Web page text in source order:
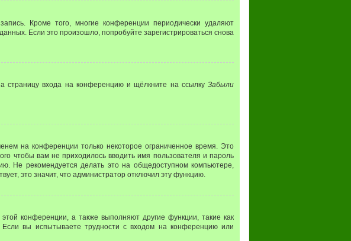
Кроме того, многие конференции периодически удаляют
Если это произошло, попробуйте зарегистрироваться снова
страницу входа на конференцию и щёлкните на ссылку Забыли
на конференции только некоторое ограниченное время. Это
чтобы вам не приходилось вводить имя пользователя и пароль
Не рекомендуется делать это на общедоступном компьютере,
это значит, что администратор отключил эту функцию.
конференции, а также выполняют другие функции, такие как
вы испытываете трудности с входом на конференцию или